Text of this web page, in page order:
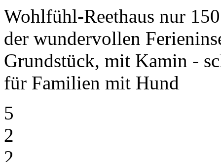
Wohlfühl-Reethaus nur
der wundervollen
Grundstück, mit Kamin -
für Familien mit Hund
5
2
2